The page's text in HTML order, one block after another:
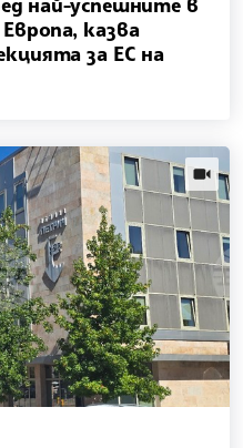
казва
за ЕС на